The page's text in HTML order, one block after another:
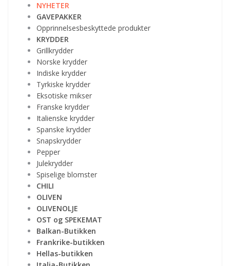
NYHETER
GAVEPAKKER
Opprinnelsesbeskyttede produkter
KRYDDER
Grillkrydder
Norske krydder
Indiske krydder
Tyrkiske krydder
Eksotiske mikser
Franske krydder
Italienske krydder
Spanske krydder
Snapskrydder
Pepper
Julekrydder
Spiselige blomster
CHILI
OLIVEN
OLIVENOLJE
OST og SPEKEMAT
Balkan-Butikken
Frankrike-butikken
Hellas-butikken